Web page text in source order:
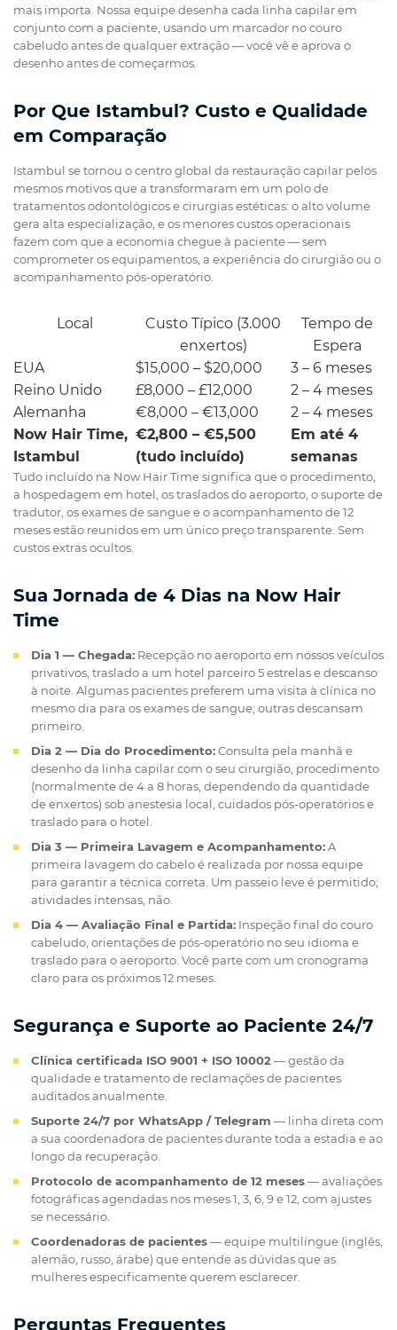
mais importa. Nossa equipe desenha cada linha capilar em
conjunto com a paciente, usando um marcador no couro
cabeludo antes de qualquer extração — você vê e aprova o
desenho antes de começarmos.
Por Que Istambul? Custo e Qualidade
em Comparação
Istambul se tornou o centro global da restauração capilar pelos
mesmos motivos que a transformaram em um polo de
tratamentos odontológicos e cirurgias estéticas: o alto volume
gera alta especialização, e os menores custos operacionais
fazem com que a economia chegue à paciente — sem
comprometer os equipamentos, a experiência do cirurgião ou o
acompanhamento pós-operatório.
Local
Custo Típico (3.000
enxertos)
Tempo de
Espera
EUA
$15,000 – $20,000
3 – 6 meses
Reino Unido
£8,000 – £12,000
2 – 4 meses
Alemanha
€8,000 – €13,000
2 – 4 meses
Now Hair Time,
Istambul
€2,800 – €5,500
(tudo incluído)
Em até 4
semanas
Tudo incluído na Now Hair Time significa que o procedimento,
a hospedagem em hotel, os traslados do aeroporto, o suporte de
tradutor, os exames de sangue e o acompanhamento de 12
meses estão reunidos em um único preço transparente. Sem
custos extras ocultos.
Sua Jornada de 4 Dias na Now Hair
Time
Dia 1 — Chegada: Recepção no aeroporto em nossos veículos
privativos, traslado a um hotel parceiro 5 estrelas e descanso
à noite. Algumas pacientes preferem uma visita à clínica no
mesmo dia para os exames de sangue; outras descansam
primeiro.
Dia 2 — Dia do Procedimento:Consulta pela manhã e
desenho da linha capilar com o seu cirurgião, procedimento
(normalmente de 4 a 8 horas, dependendo da quantidade
de enxertos) sob anestesia local, cuidados pós-operatórios e
traslado para o hotel.
Dia 3 — Primeira Lavagem e Acompanhamento:A
primeira lavagem do cabelo é realizada por nossa equipe
para garantir a técnica correta. Um passeio leve é permitido;
atividades intensas, não.
Dia 4 — Avaliação Final e Partida: Inspeção final do couro
cabeludo, orientações de pós-operatório no seu idioma e
traslado para o aeroporto. Você parte com um cronograma
claro para os próximos 12 meses.
Segurança e Suporte ao Paciente 24/7
Clínica certificada ISO 9001 + ISO 10002— gestão da
qualidade e tratamento de reclamações de pacientes
auditados anualmente.
Suporte 24/7 por WhatsApp / Telegram — linha direta com
a sua coordenadora de pacientes durante toda a estadia e ao
longo da recuperação.
Protocolo de acompanhamento de 12 meses— avaliações
fotográficas agendadas nos meses 1, 3, 6, 9 e 12, com ajustes
se necessário.
Coordenadoras de pacientes— equipe multilíngue (inglês,
alemão, russo, árabe) que entende as dúvidas que as
mulheres especificamente querem esclarecer.
Perguntas Frequentes